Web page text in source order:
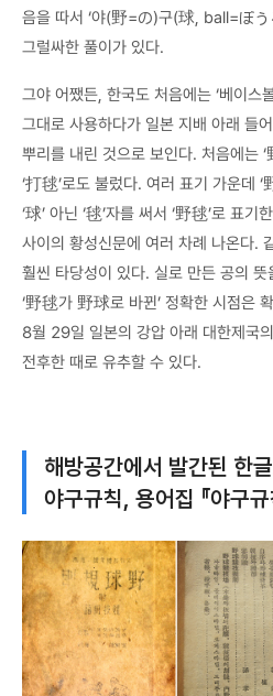
음을 따서 ‘야(野=の)구(球, ball=ぼ
그럴싸한 풀이가 있다.
그야 어쨌든, 한국도 처음에는 ‘베이스
그대로 사용하다가 일본 지배 아래 들
뿌리를 내린 것으로 보인다. 처음에는 ‘
‘打毬’로도 불렀다. 여러 표기 가운데
‘球’ 아닌 ‘毬’자를 써서 ‘野毬’로 표
사이의 황성신문에 여러 차례 나온다. 같
훨씬 타당성이 있다. 실로 만든 공의
‘野毬가 野球로 바뀐’ 정확한 시점은
8월 29일 일본의 강압 아래 대한제국
전후한 때로 유추할 수 있다.
해방공간에서 발간된 한
야구규칙, 용어집 『야구규